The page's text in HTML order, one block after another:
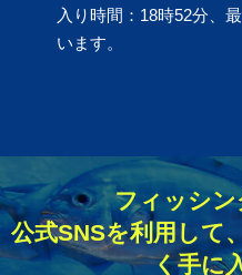
入り時間：18時52分、
います。
フィッシ
公式SNSを利用して
く手に